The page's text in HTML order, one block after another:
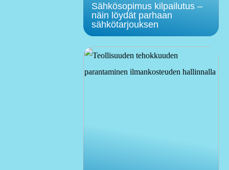
Sähkösopimus kilpailutus –
näin löydät parhaan
sähkötarjouksen